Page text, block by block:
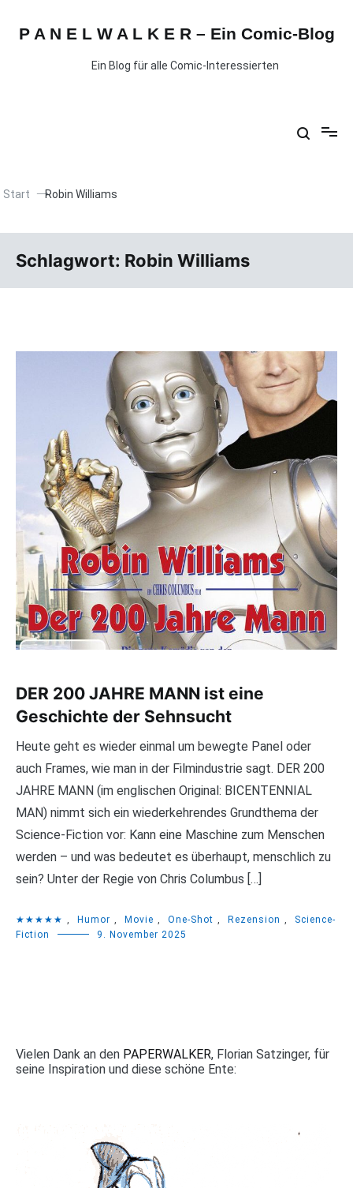
P A N E L W A L K E R – Ein Comic-Blog
Ein Blog für alle Comic-Interessierten
Start Robin Williams
Schlagwort: Robin Williams
DER 200 JAHRE MANN ist eine
Geschichte der Sehnsucht
Heute geht es wieder einmal um bewegte Panel oder
auch Frames, wie man in der Filmindustrie sagt. DER 200
JAHRE MANN (im englischen Original: BICENTENNIAL
MAN) nimmt sich ein wiederkehrendes Grundthema der
Science-Fiction vor: Kann eine Maschine zum Menschen
werden – und was bedeutet es überhaupt, menschlich zu
sein? Unter der Regie von Chris Columbus […]
★★★★★ , Humor , Movie , One-Shot , Rezension ,
Science-
Fiction
9. November 2025
Vielen Dank an den PAPERWALKER, Florian Satzinger, für
seine Inspiration und diese schöne Ente: